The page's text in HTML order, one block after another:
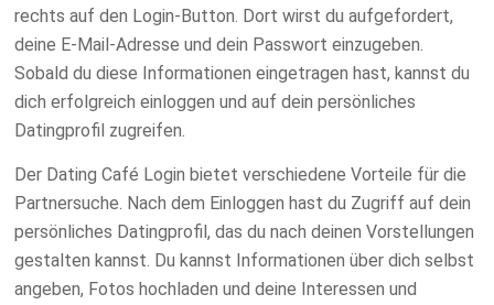
rechts auf den Login-Button. Dort wirst du aufgefordert,
deine E-Mail-Adresse und dein Passwort einzugeben.
Sobald du diese Informationen eingetragen hast, kannst du
dich erfolgreich einloggen und auf dein persönliches
Datingprofil zugreifen.
Der Dating Café Login bietet verschiedene Vorteile für die
Partnersuche. Nach dem Einloggen hast du Zugriff auf dein
persönliches Datingprofil, das du nach deinen Vorstellungen
gestalten kannst. Du kannst Informationen über dich selbst
angeben, Fotos hochladen und deine Interessen und